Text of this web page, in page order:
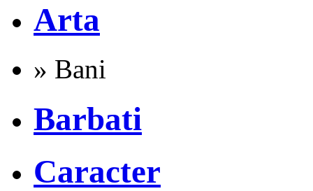
Arta
» Bani
Barbati
Caracter